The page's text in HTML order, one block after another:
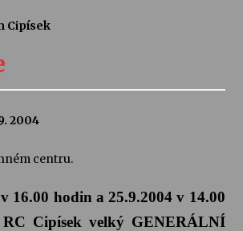
4. 8. 2026
výstavy Josefíny Duškové: Stávám se
30. 7. 2026
Cipísek
2004
centru.
16.00 hodin a 25.9.2004 v 14.00
Cipísek velký GENERÁLNÍ